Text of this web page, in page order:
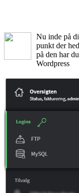
Nu inde på
punkt der
på den har
Wordpress